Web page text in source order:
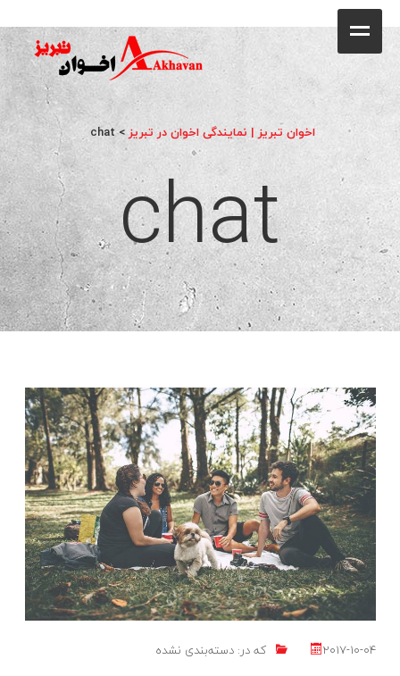
فروشگاه
محصولات
جشنواره فروش ویژه
کاتالوگ
گالری
وبلاگ
اخوان تبریز | نمایندگی اخوان در تبریز>
chat
chat
2017-10-04 که در:دسته‌بندی نشده